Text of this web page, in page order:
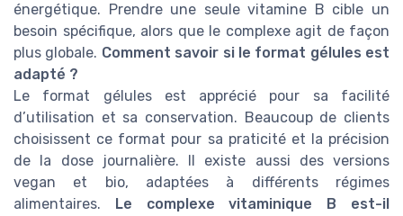
énergétique. Prendre une seule vitamine B cible un
besoin spécifique, alors que le complexe agit de façon
plus globale. Comment savoir si le format gélules est
adapté ?
Le format gélules est apprécié pour sa facilité
d’utilisation et sa conservation. Beaucoup de clients
choisissent ce format pour sa praticité et la précision
de la dose journalière. Il existe aussi des versions
vegan et bio, adaptées à différents régimes
alimentaires.
Le complexe vitaminique B est-il